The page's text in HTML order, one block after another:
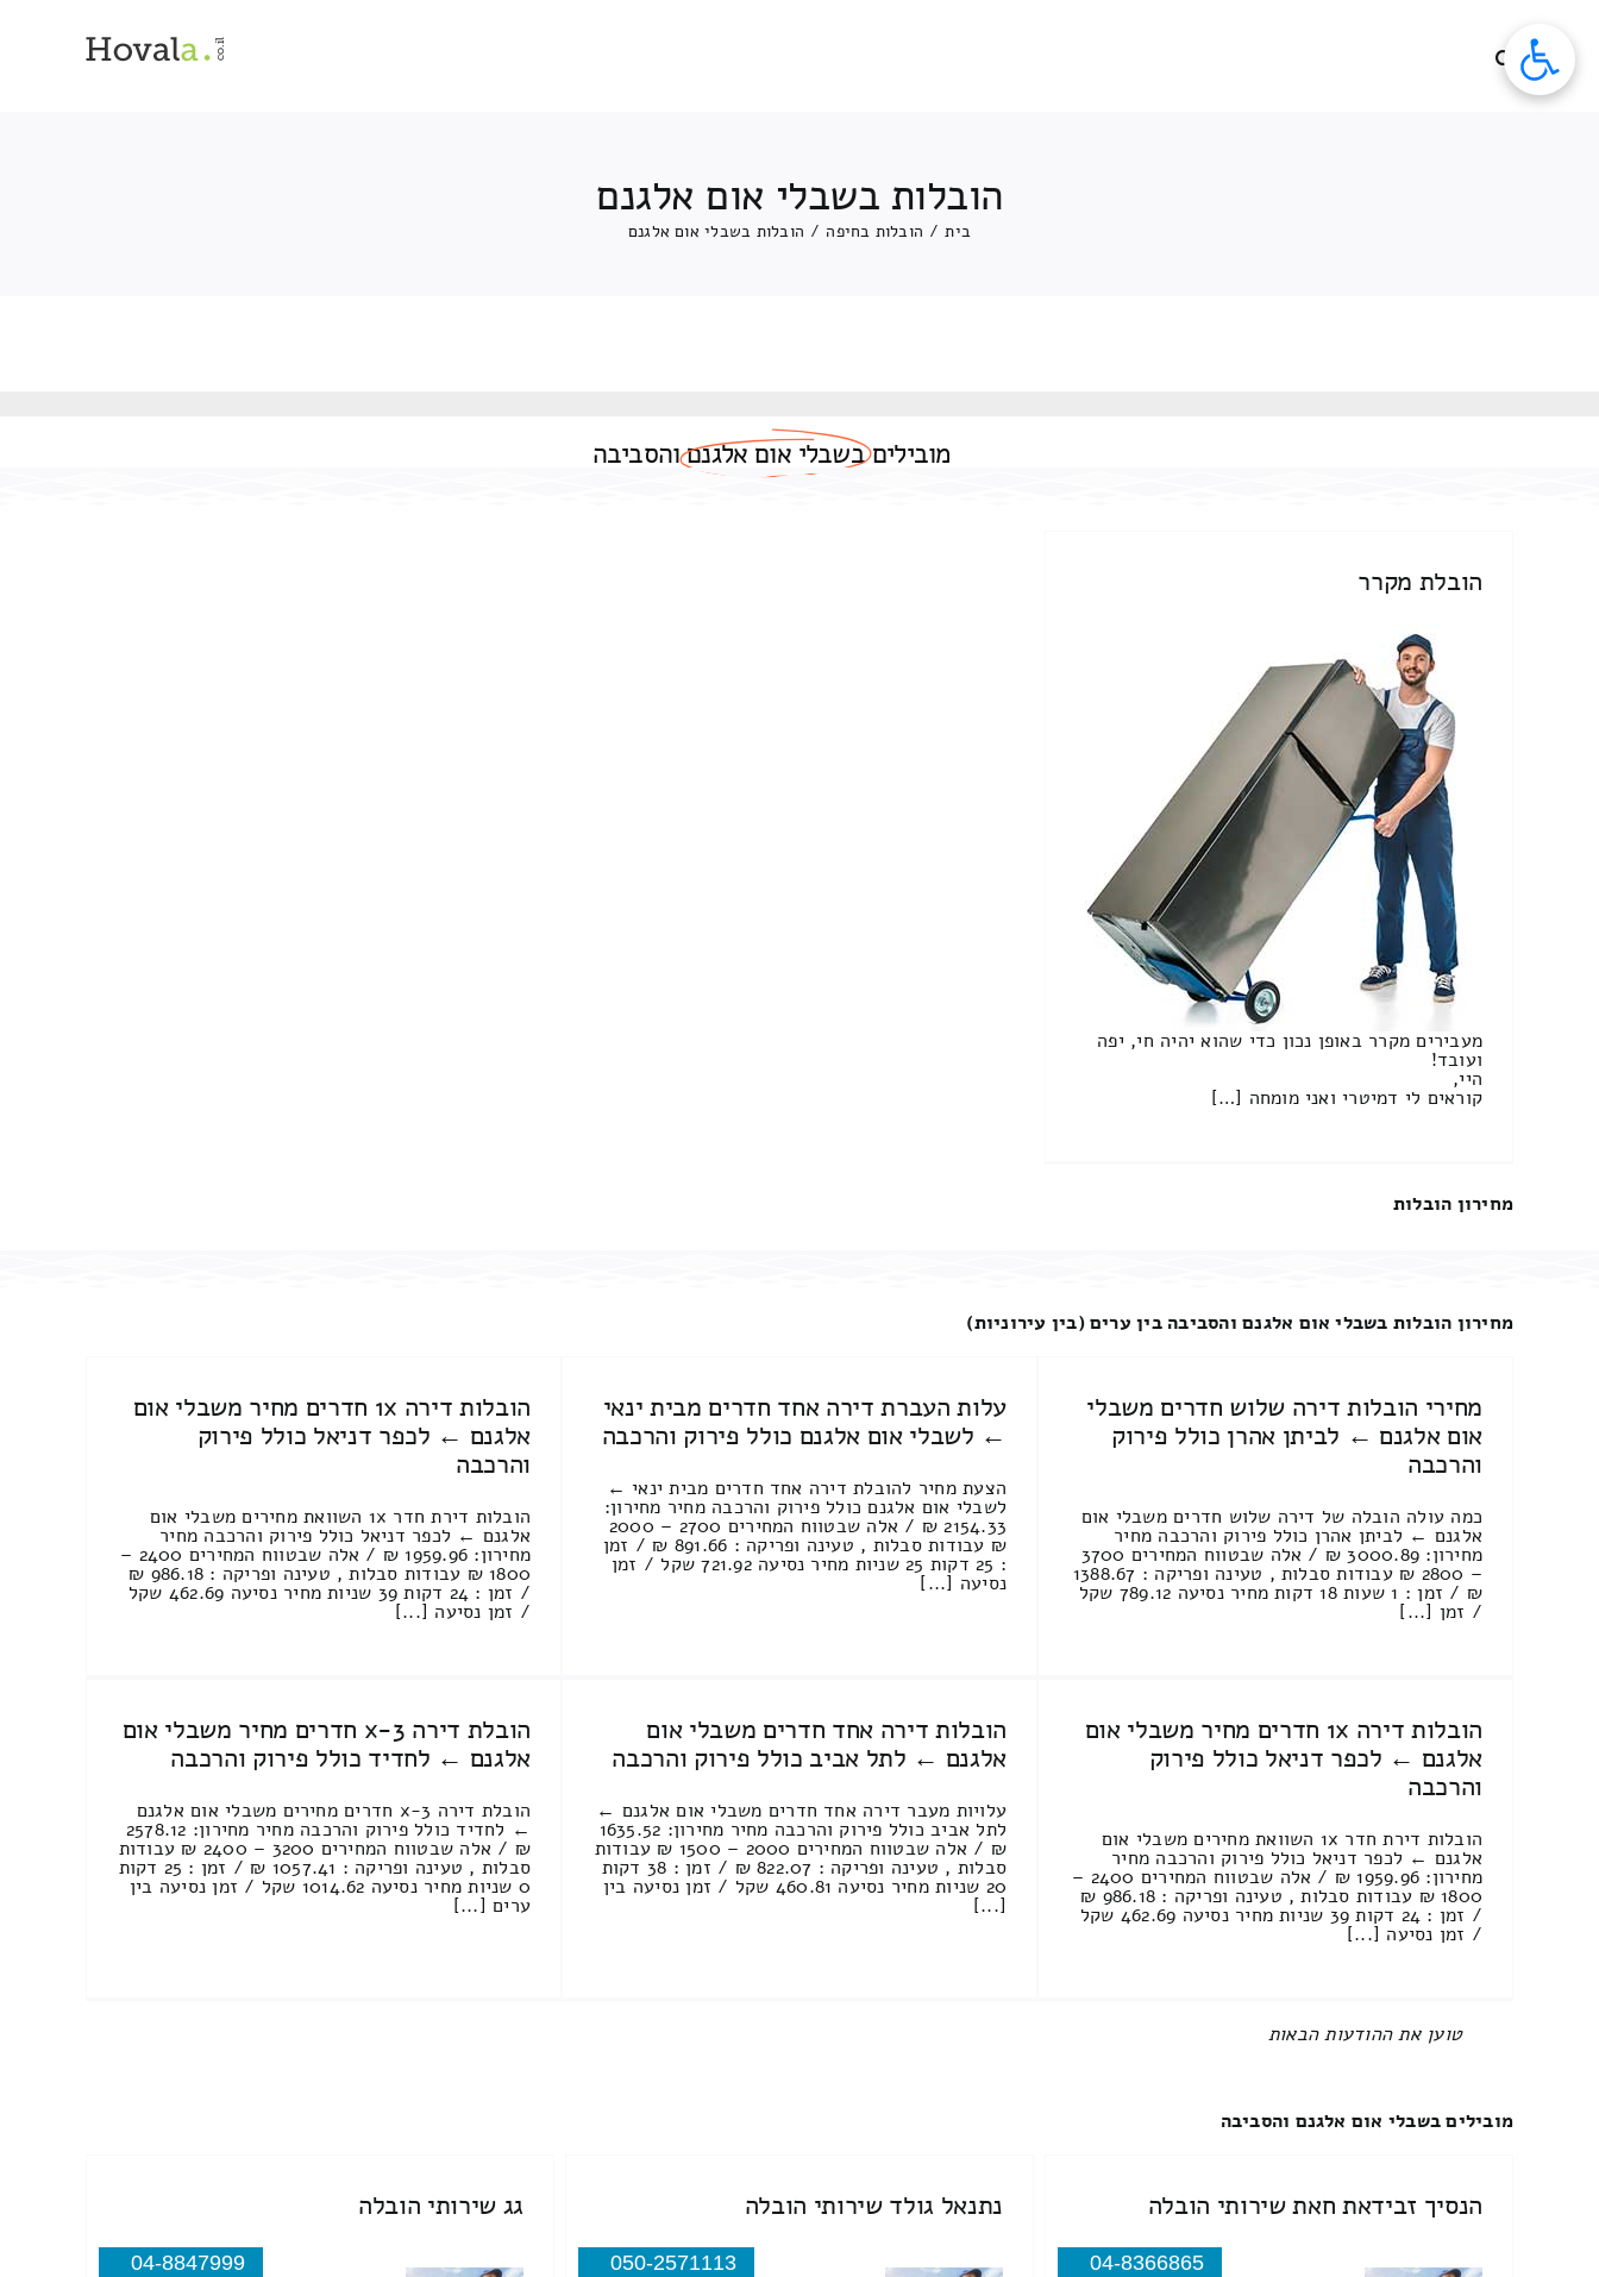
הובלות בשבלי אום אלגנם
בית / הובלות בחיפה / הובלות בשבלי אום אלגנם
מוביליםבשבלי אום אלגנםוהסביבה
הובלת מקרר
מעבירים מקרר באופן נכון כדי שהוא יהיה חי, יפה
ועובד!
היי,
קוראים לי דמיטרי ואני מומחה […]
מחירון הובלות
מחירון הובלות בשבלי אום אלגנם והסביבה בין ערים (בין עירוניות)
מחירי הובלות דירה שלוש חדרים משבלי
אום אלגנם ← לביתן אהרן כולל פירוק
והרכבה
כמה עולה הובלה של דירה שלוש חדרים משבלי אום
אלגנם ← לביתן אהרן כולל פירוק והרכבה מחיר
מחירון: 3000.89 ₪ / אלה שבטווח המחירים 3700
– 2800 ₪ עבודות סבלות , טעינה ופריקה : 1388.67
₪ / זמן : 1 שעות 18 דקות מחיר נסיעה 789.12 שקל
/ זמן [...]
עלות העברת דירה אחד חדרים מבית ינאי
← לשבלי אום אלגנם כולל פירוק והרכבה
הצעת מחיר להובלת דירה אחד חדרים מבית ינאי ←
לשבלי אום אלגנם כולל פירוק והרכבה מחיר מחירון:
2154.33 ₪ / אלה שבטווח המחירים 2700 – 2000
₪ עבודות סבלות , טעינה ופריקה : 891.66 ₪ / זמן
: 25 דקות 25 שניות מחיר נסיעה 721.92 שקל / זמן
נסיעה [...]
הובלות דירה 1x חדרים מחיר משבלי אום
אלגנם ← לכפר דניאל כולל פירוק
והרכבה
הובלות דירת חדר 1x השוואת מחירים משבלי אום
אלגנם ← לכפר דניאל כולל פירוק והרכבה מחיר
מחירון: 1959.96 ₪ / אלה שבטווח המחירים 2400 –
1800 ₪ עבודות סבלות , טעינה ופריקה : 986.18 ₪
/ זמן : 24 דקות 39 שניות מחיר נסיעה 462.69 שקל
/ זמן נסיעה [...]
הובלות דירה 1x חדרים מחיר משבלי אום
אלגנם ← לכפר דניאל כולל פירוק
והרכבה
הובלות דירת חדר 1x השוואת מחירים משבלי אום
אלגנם ← לכפר דניאל כולל פירוק והרכבה מחיר
מחירון: 1959.96 ₪ / אלה שבטווח המחירים 2400 –
1800 ₪ עבודות סבלות , טעינה ופריקה : 986.18 ₪
/ זמן : 24 דקות 39 שניות מחיר נסיעה 462.69 שקל
/ זמן נסיעה [...]
הובלות דירה אחד חדרים משבלי אום
אלגנם ← לתל אביב כולל פירוק והרכבה
עלויות מעבר דירה אחד חדרים משבלי אום אלגנם ←
לתל אביב כולל פירוק והרכבה מחיר מחירון: 1635.52
₪ / אלה שבטווח המחירים 2000 – 1500 ₪ עבודות
סבלות , טעינה ופריקה : 822.07 ₪ / זמן : 38 דקות
20 שניות מחיר נסיעה 460.81 שקל / זמן נסיעה בין
[...]
הובלת דירה 3-x חדרים מחיר משבלי אום
אלגנם ← לחדיד כולל פירוק והרכבה
הובלת דירה 3-x חדרים מחירים משבלי אום אלגנם
← לחדיד כולל פירוק והרכבה מחיר מחירון: 2578.12
₪ / אלה שבטווח המחירים 3200 – 2400 ₪ עבודות
סבלות , טעינה ופריקה : 1057.41 ₪ / זמן : 25 דקות
0 שניות מחיר נסיעה 1014.62 שקל / זמן נסיעה בין
ערים [...]
All items displayed.
מובילים בשבלי אום אלגנם והסביבה
הנסיך זבידאת חאת שירותי הובלה
04-8366865
נתנאל גולד שירותי הובלה
050-2571113
גג שירותי הובלה
04-8847999